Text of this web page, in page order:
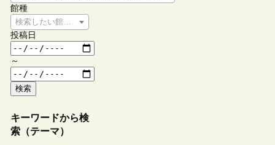
館種
検索したい館種を選択してください
投稿日
～
検索
キーワードから検
索（テーマ）